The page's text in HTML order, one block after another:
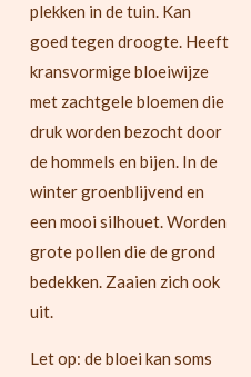
plekken in de tuin. Kan
goed tegen droogte. Heeft
kransvormige bloeiwijze
met zachtgele bloemen die
druk worden bezocht door
de hommels en bijen. In de
winter groenblijvend en
een mooi silhouet. Worden
grote pollen die de grond
bedekken. Zaaien zich ook
uit.
Let op: de bloei kan soms